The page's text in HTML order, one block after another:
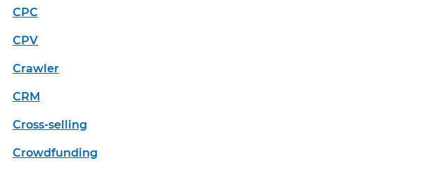
CPC
CPV
Crawler
CRM
Cross-selling
Crowdfunding